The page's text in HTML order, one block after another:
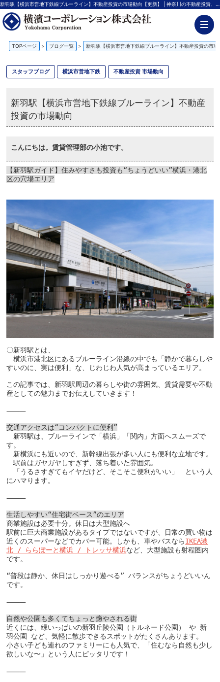
新羽駅【横浜市営地下鉄線ブルーライン】不動産投資の市場動向【更新】 | 神奈川の不動産投資、新築アパート経営は横濱コーポレーション
TOPページ > ブログ一覧 > 新羽駅【横浜市営地下鉄線ブルーライン】不動産投資の市場
スタッフブログ 横浜市営地下鉄 不動産投資 市場動向
新羽駅【横浜市営地下鉄線ブルーライン】不動産
投資の市場動向
こんにちは。賃貸管理部の小池です。
【新羽駅ガイド】住みやすさも投資も“ちょうどいい”横浜・港北
区の穴場エリア
〇新羽駅とは、
横浜市港北区にあるブルーライン沿線の中でも「静かで暮らしや
すいのに、実は便利」な、じわじわ人気が高まっているエリア。
この記事では、新羽駅周辺の暮らしや街の雰囲気、賃貸需要や不動
産としての魅力までお伝えしていきます！
⸻
交通アクセスは“コンパクトに便利 ”
新羽駅は、ブルーラインで「横浜」「関内」方面へスムーズで
す。
新横浜にも近いので、新幹線出張が多い人にも便利な立地です。
駅前はガヤガヤしすぎず、落ち着いた雰囲気。
「うるさすぎてもイヤだけど、そこそこ便利がいい」　という人
にハマります。
⸻
生活しやすい“住宅街ベース”のエリア
商業施設は必要十分。休日は大型施設へ
駅前に巨大商業施設があるタイプではないですが、日常の買い物は
近くのスーパーなどでカバー可能。しかも、車やバスならIKEA港
北 / ららぽーと横浜 / トレッサ横浜など、大型施設も射程圏内
です。
“普段は静か、休日はしっかり遊べる” バランスがちょうどいいん
です。
⸻
自然や公園も多くてちょっと癒やされる街
近くには、緑いっぱいの新羽丘陵公園（トルネード公園） や 新
羽公園 など、気軽に散歩できるスポットがたくさんあります。
小さい子ども連れのファミリーにも人気で、「住むなら自然も少し
欲しいな〜」という人にピッタリです！
⸻